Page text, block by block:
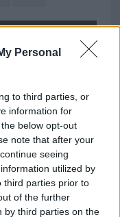
Personal
to third parties, or
information for
below opt-out
note that after your
seeing
utilized by
third parties prior to
of the further
by third parties on the
Gallura per
paura tra Olbia e